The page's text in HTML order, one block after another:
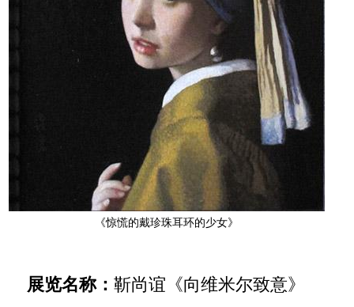
《惊慌的戴珍珠耳环的少女》
展览名称： 靳尚谊《向维米尔致意》